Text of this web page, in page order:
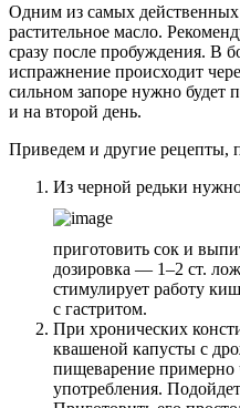
Одним из самых действенных
растительное масло.
сразу после пробуждения. В
испражнение происходит
сильном запоре нужно будет
и на второй день.
Приведем и другие рецепты,
Из черной редьки
приготовить сок и
дозировка — 1–2 ст.
стимулирует работу
с гастритом.
При хронических
квашеной капусты с
пищеварение примерно
употребления.